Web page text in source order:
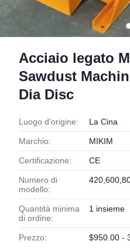
Acciaio legato
Sawdust
Dia Disc
Luogo d'origine: La Cina
Marchio: MIKIM
Certificazione: CE
Numero di
modello:
Quantità minima
di ordine:
1 insieme
Prezzo: $950.00 -